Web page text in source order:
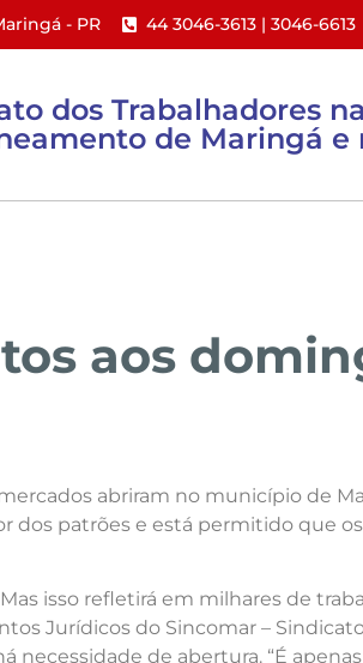
- PR​ 44 3046-3613 | 3046-6613​
dos Trabalhadores
de Maringá e
aos
abriram no município de
dos patrões e está permitido que
isso refletirá em milhares de
Jurídicos do Sincomar –
necessidade de abertura. “É